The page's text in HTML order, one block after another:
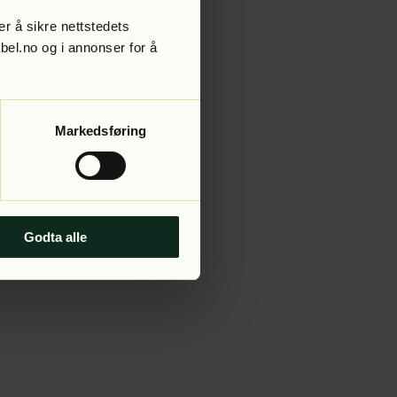
å sikre nettstedets
og i annonser for å
Markedsføring
Godta alle